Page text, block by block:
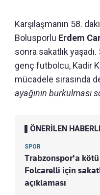
Karşılaşmanın 58.
Bolusporlu Erdem
sonra sakatlık
genç futbolcu, Kadir
mücadele sırasında
ayağının burkulması
ÖNERİLEN
SPOR
Trabzonspor'a
Folcarelli için
açıklaması